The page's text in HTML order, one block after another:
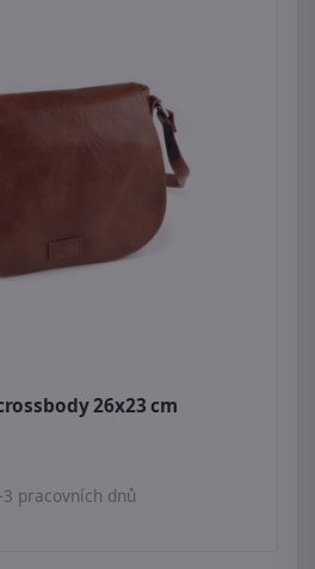
26x23 cm
pracovních dnů